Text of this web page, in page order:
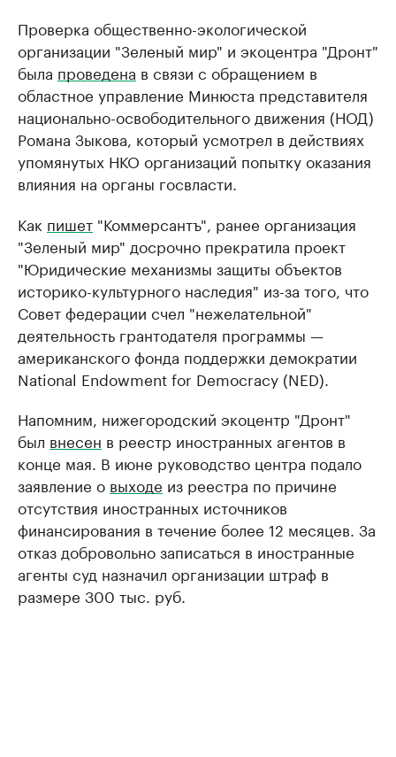
Проверка общественно-экологической
организации "Зеленый мир" и экоцентра "Дронт"
была проведена в связи с обращением в
областное управление Минюста представителя
национально-освободительного движения (НОД)
Романа Зыкова, который усмотрел в действиях
упомянутых НКО организаций попытку оказания
влияния на органы госвласти.
Как пишет "Коммерсантъ", ранее организация
"Зеленый мир" досрочно прекратила проект
"Юридические механизмы защиты объектов
историко-культурного наследия" из-за того, что
Совет федерации счел "нежелательной"
деятельность грантодателя программы —
американского фонда поддержки демократии
National Endowment for Democracy (NED).
Напомним, нижегородский экоцентр "Дронт"
был внесен в реестр иностранных агентов в
конце мая. В июне руководство центра подало
заявление о выходе из реестра по причине
отсутствия иностранных источников
финансирования в течение более 12 месяцев. За
отказ добровольно записаться в иностранные
агенты суд назначил организации штраф в
размере 300 тыс. руб.